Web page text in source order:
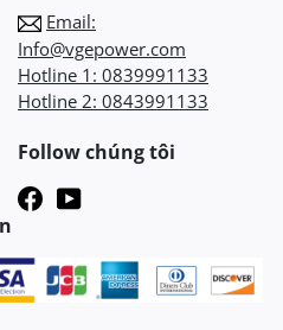
Email:
Info@vgepower.com
Hotline 1: 0839991133
Hotline 2: 0843991133
Follow chúng tôi